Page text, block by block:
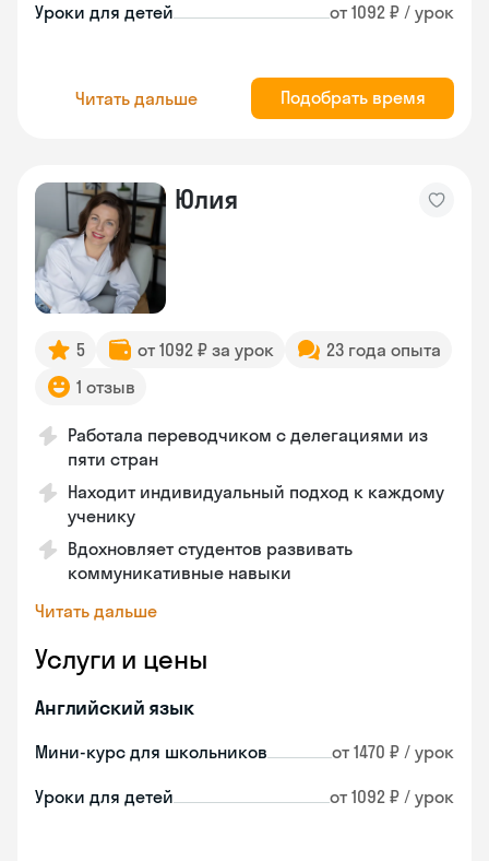
Уроки для детей от 1092 ₽ / урок
Читать дальше Подобрать время
Юлия
5 от 1092 ₽ за урок
23 года опыта
1 отзыв
Работала переводчиком с делегациями из
пяти стран
Находит индивидуальный подход к каждому
ученику
Вдохновляет студентов развивать
коммуникативные навыки
Читать дальше
Услуги и цены
Английский язык
Мини-курс для школьников от 1470 ₽ / урок
Уроки для детей от 1092 ₽ / урок